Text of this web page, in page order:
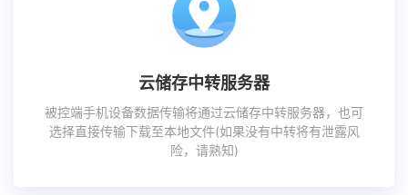
云储存中转服务器
被控端手机设备数据传输将通过云储存中转服务器，也可
选择直接传输下载至本地文件(如果没有中转将有泄露风
险，请熟知)